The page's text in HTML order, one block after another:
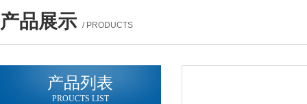
产品展示 / PRODUCTS
产品列表
PROUCTS LIST